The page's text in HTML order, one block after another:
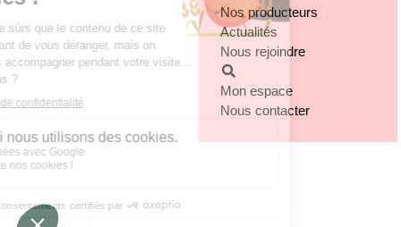
Notre groupe
Nos engagements
Notre implantation
Nos producteurs
Actualités
Nous rejoindre
Mon espace
Nous contacter